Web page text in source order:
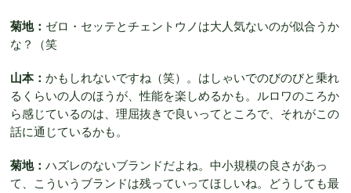
菊地： ゼロ・セッテとチェントウノは大人気ないのが似合うか
な？（笑
山本：かもしれないですね（笑）。はしゃいでのびのびと乗れ
るくらいの人のほうが、性能を楽しめるかも。ルロワのころか
ら感じているのは、理屈抜きで良いってところで、それがこの
話に通じているかも。
菊地：ハズレのないブランドだよね。中小規模の良さがあっ
て、こういうブランドは残っていってほしいね。どうしても最